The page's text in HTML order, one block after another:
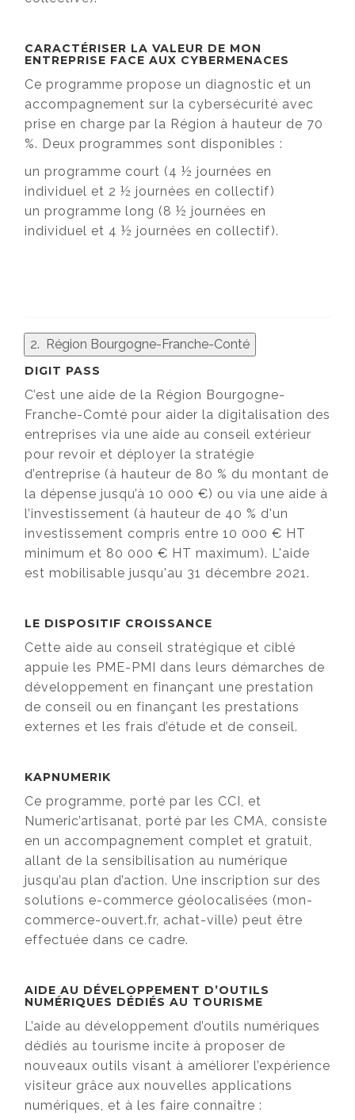
CARACTÉRISER LA VALEUR DE MON
ENTREPRISE FACE AUX CYBERMENACES
Ce programme propose un diagnostic et un
accompagnement sur la cybersécurité avec
prise en charge par la Région à hauteur de 70
%. Deux programmes sont disponibles :
un programme court (4 ½ journées en
individuel et 2 ½ journées en collectif)
un programme long (8 ½ journées en
individuel et 4 ½ journées en collectif).
2. Région Bourgogne-Franche-Conté
DIGIT PASS
C’est une aide de la Région Bourgogne-
Franche-Comté pour aider la digitalisation des
entreprises via une aide au conseil extérieur
pour revoir et déployer la stratégie
d’entreprise (à hauteur de 80 % du montant de
la dépense jusqu’à 10 000 €) ou via une aide à
l’investissement (à hauteur de 40 % d'un
investissement compris entre 10 000 € HT
minimum et 80 000 € HT maximum). L'aide
est mobilisable jusqu'au 31 décembre 2021.
LE DISPOSITIF CROISSANCE
Cette aide au conseil stratégique et ciblé
appuie les PME-PMI dans leurs démarches de
développement en finançant une prestation
de conseil ou en finançant les prestations
externes et les frais d’étude et de conseil.
KAPNUMERIK
Ce programme, porté par les CCI, et
Numeric’artisanat, porté par les CMA, consiste
en un accompagnement complet et gratuit,
allant de la sensibilisation au numérique
jusqu’au plan d’action. Une inscription sur des
solutions e-commerce géolocalisées (mon-
commerce-ouvert.fr, achat-ville) peut être
effectuée dans ce cadre.
AIDE AU DÉVELOPPEMENT D’OUTILS
NUMÉRIQUES DÉDIÉS AU TOURISME
L’aide au développement d’outils numériques
dédiés au tourisme incite à proposer de
nouveaux outils visant à améliorer l’expérience
visiteur grâce aux nouvelles applications
numériques, et à les faire connaître :